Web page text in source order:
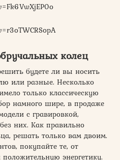
колец
будете ли вы носить
или разные. Несколько
только классическую
намного шире, в продаже
с гравировкой,
них. Как правильно
решать только вам двоим.
покупайте те, от
энергетику.